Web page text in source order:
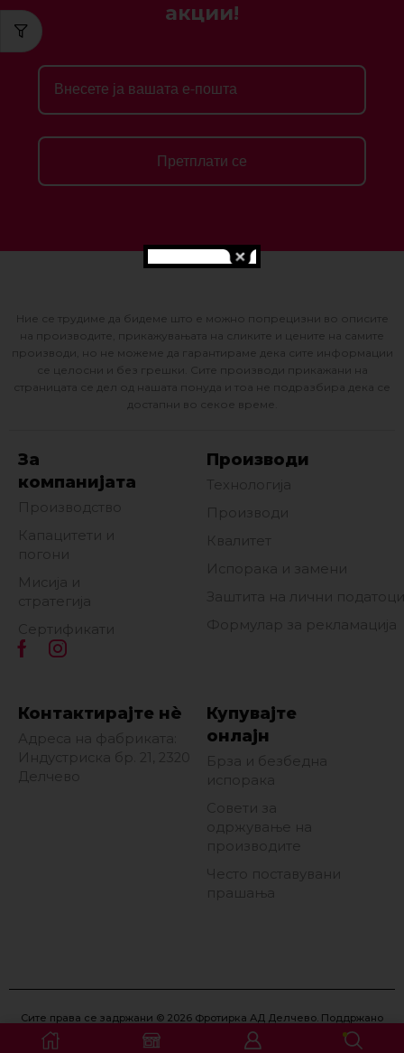
акции!
Претплати се
Ние се трудиме да бидеме што е можно попрецизни во описите
на производите, прикажувањата на сликите и цените на самите
производи, но не можеме да гарантираме дека сите информации
се целосни и без грешки. Сите производи прикажани на
страницата се дел од нашата понуда и тоа не подразбира дека се
достапни во секое време.
За
компанијата
Производство
Капацитети и
погони
Мисија и
стратегија
Сертификати
Производи
Технологија
Производи
Квалитет
Испорака и замени
Заштита на лични податоци
Формулар за рекламација
Контактирајте нè
Адреса на фабриката:
Индустриска бр. 21, 2320
Делчево
Купувајте
онлајн
Брза и безбедна
испорака
Совети за
одржување на
производите
Често поставувани
прашања
Сите права се задржани © 2026 Фротирка АД Делчево. Поддржано